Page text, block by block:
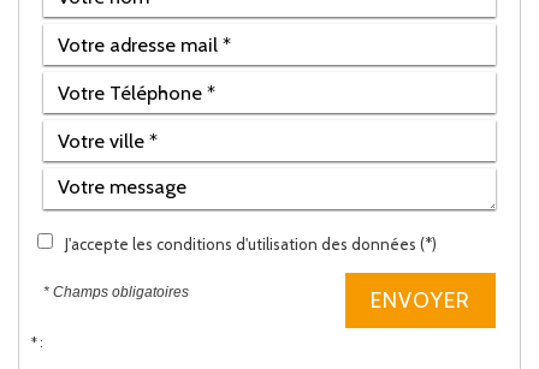
J'accepte les conditions d'utilisation des données (*)
* Champs obligatoires ENVOYER
* :